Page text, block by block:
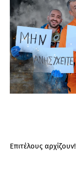
Επιτέλους αρχίζουν!